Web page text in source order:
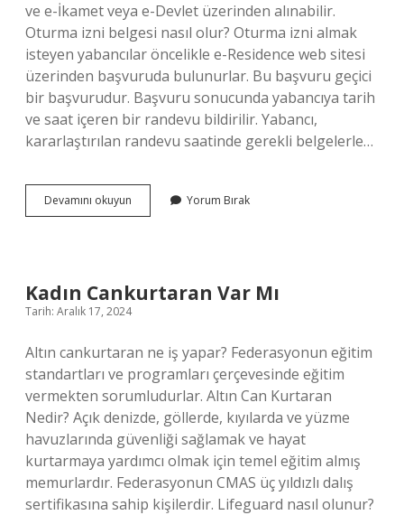
ve e-İkamet veya e-Devlet üzerinden alınabilir.
Oturma izni belgesi nasıl olur? Oturma izni almak
isteyen yabancılar öncelikle e-Residence web sitesi
üzerinden başvuruda bulunurlar. Bu başvuru geçici
bir başvurudur. Başvuru sonucunda yabancıya tarih
ve saat içeren bir randevu bildirilir. Yabancı,
kararlaştırılan randevu saatinde gerekli belgelerle…
Devamını okuyun
Izni
Yorum Bırak
Kadın Cankurtaran Var Mı
Tarih: Aralık 17, 2024
Altın cankurtaran ne iş yapar? Federasyonun eğitim
standartları ve programları çerçevesinde eğitim
vermekten sorumludurlar. Altın Can Kurtaran
Nedir? Açık denizde, göllerde, kıyılarda ve yüzme
havuzlarında güvenliği sağlamak ve hayat
kurtarmaya yardımcı olmak için temel eğitim almış
memurlardır. Federasyonun CMAS üç yıldızlı dalış
sertifikasına sahip kişilerdir. Lifeguard nasıl olunur?